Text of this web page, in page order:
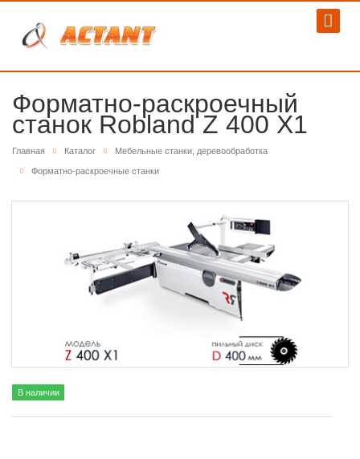
Форматно-раскроечный
станок Robland Z 400 X1
Главная Каталог Мебельные станки, деревообработка
Форматно-раскроечные станки
В наличии